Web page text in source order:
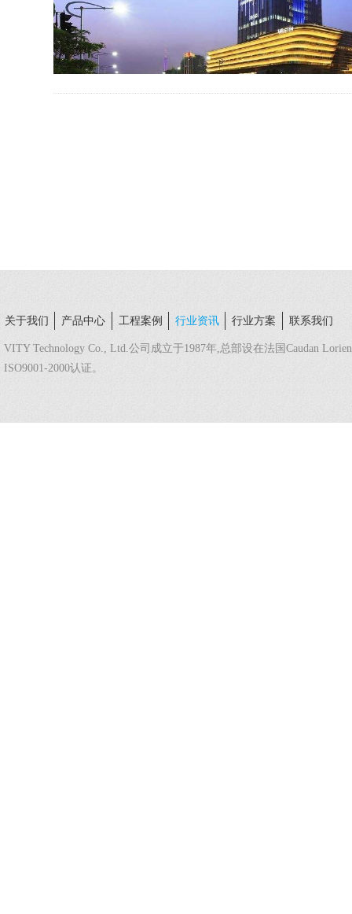
关于我们 产品中心 工程案例 行业资讯 行业方案 联系我们
VITY Technology Co., Ltd.公司成立于1987年,总部设在法国Caudan
ISO9001-2000认证。